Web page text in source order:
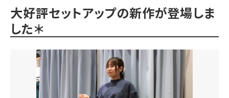
大好評セットアップの新作が登場しま
した＊